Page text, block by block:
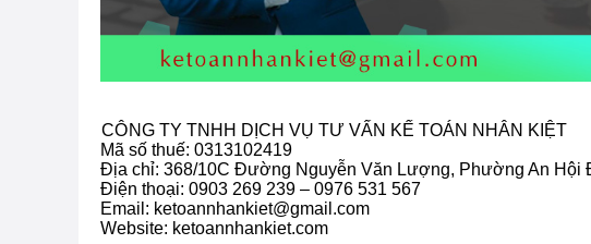
CÔNG TY TNHH DỊCH VỤ TƯ VẤN KẾ TOÁN NHÂN KIỆT
Mã số thuế: 0313102419
Địa chỉ: 368/10C Đường Nguyễn Văn Lượng, Phường An Hội
Điện thoại: 0903 269 239 – 0976 531 567
Email: ketoannhankiet@gmail.com
Website: ketoannhankiet.com